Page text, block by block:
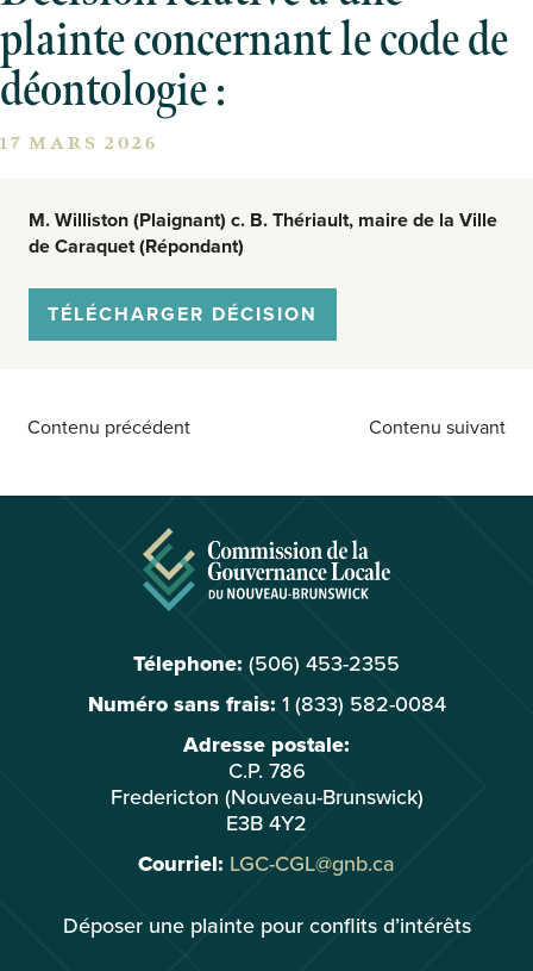
plainte concernant le code de
déontologie :
17 MARS 2026
M. Williston (Plaignant) c. B. Thériault, maire de la Ville
de Caraquet (Répondant)
TÉLÉCHARGER DÉCISION
Contenu précédent Contenu suivant
Télephone: (506) 453-2355
Numéro sans frais: 1 (833) 582-0084
Adresse postale:
C.P. 786
Fredericton (Nouveau-Brunswick)
E3B 4Y2
Courriel: LGC-CGL@gnb.ca
Déposer une plainte pour conflits d’intérêts